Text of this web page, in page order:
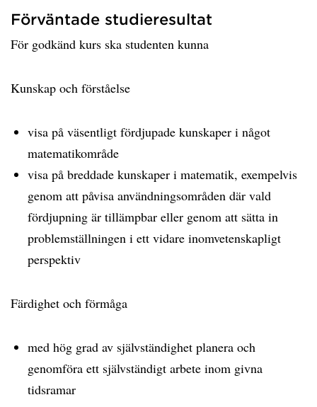
Förväntade studieresultat
För godkänd kurs ska studenten kunna
Kunskap och förståelse
visa på väsentligt fördjupade kunskaper i något
matematikområde
visa på breddade kunskaper i matematik, exempelvis
genom att påvisa användningsområden där vald
fördjupning är tillämpbar eller genom att sätta in
problemställningen i ett vidare inomvetenskapligt
perspektiv
Färdighet och förmåga
med hög grad av självständighet planera och
genomföra ett självständigt arbete inom givna
tidsramar